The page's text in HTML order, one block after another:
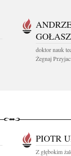
doktor nauk
Żegnaj
PIOTR
Z głębokim